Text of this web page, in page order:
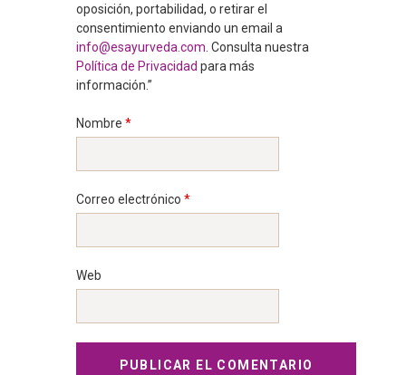
oposición, portabilidad, o retirar el
consentimiento enviando un email a
info@esayurveda.com . Consulta nuestra
Política de Privacidad para más
información.”
Nombre *
Correo electrónico *
Web